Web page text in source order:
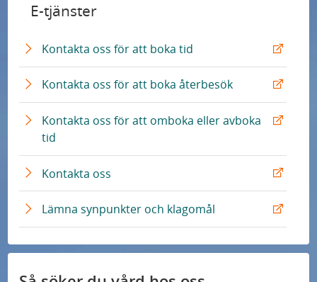
E-tjänster
Kontakta oss för att boka tid
x
t
e
r
Kontakta oss för att boka återbesökE
x
t
r
Kontakta oss för att omboka eller avboka
tid
x
t
e
r
ä
n
Kontakta oss
x
t
e
r
n
L
Lämna synpunkter och klagomål
x
t